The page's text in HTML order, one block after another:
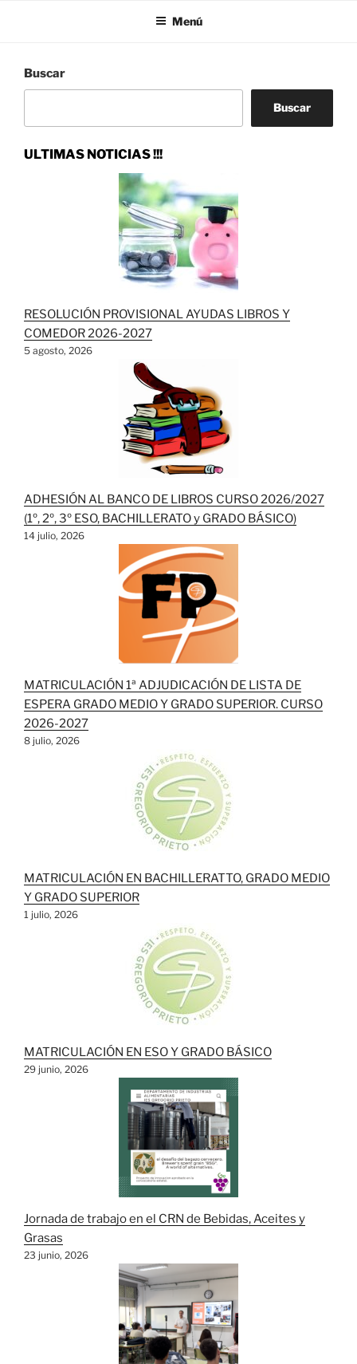
Menú
Buscar
Buscar
ULTIMAS NOTICIAS !!!
RESOLUCIÓN PROVISIONAL AYUDAS LIBROS Y
COMEDOR 2026-2027
5 agosto, 2026
ADHESIÓN AL BANCO DE LIBROS CURSO 2026/2027
(1º, 2º, 3º ESO, BACHILLERATO y GRADO BÁSICO)
14 julio, 2026
MATRICULACIÓN 1ª ADJUDICACIÓN DE LISTA DE
ESPERA GRADO MEDIO Y GRADO SUPERIOR. CURSO
2026-2027
8 julio, 2026
MATRICULACIÓN EN BACHILLERATTO, GRADO MEDIO
Y GRADO SUPERIOR
1 julio, 2026
MATRICULACIÓN EN ESO Y GRADO BÁSICO
29 junio, 2026
Jornada de trabajo en el CRN de Bebidas, Aceites y
Grasas
23 junio, 2026